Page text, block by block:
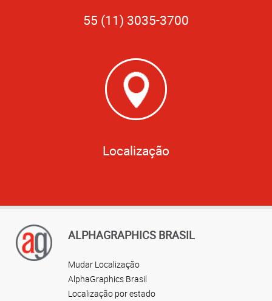
55 (11) 3035-3700
Localização
ALPHAGRAPHICS BRASIL
Mudar Localização
AlphaGraphics Brasil
Localização por estado